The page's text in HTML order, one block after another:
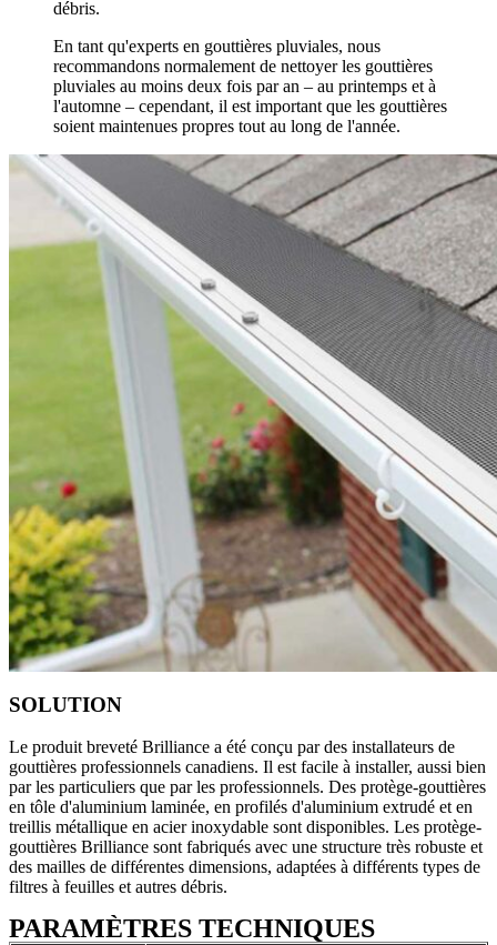
débris.
En tant qu'experts en gouttières pluviales, nous
recommandons normalement de nettoyer les gouttières
pluviales au moins deux fois par an – au printemps et à
l'automne – cependant, il est important que les gouttières
soient maintenues propres tout au long de l'année.
SOLUTION
Le produit breveté Brilliance a été conçu par des installateurs de
gouttières professionnels canadiens. Il est facile à installer, aussi bien
par les particuliers que par les professionnels. Des protège-gouttières
en tôle d'aluminium laminée, en profilés d'aluminium extrudé et en
treillis métallique en acier inoxydable sont disponibles. Les protège-
gouttières Brilliance sont fabriqués avec une structure très robuste et
des mailles de différentes dimensions, adaptées à différents types de
filtres à feuilles et autres débris.
PARAMÈTRES TECHNIQUES